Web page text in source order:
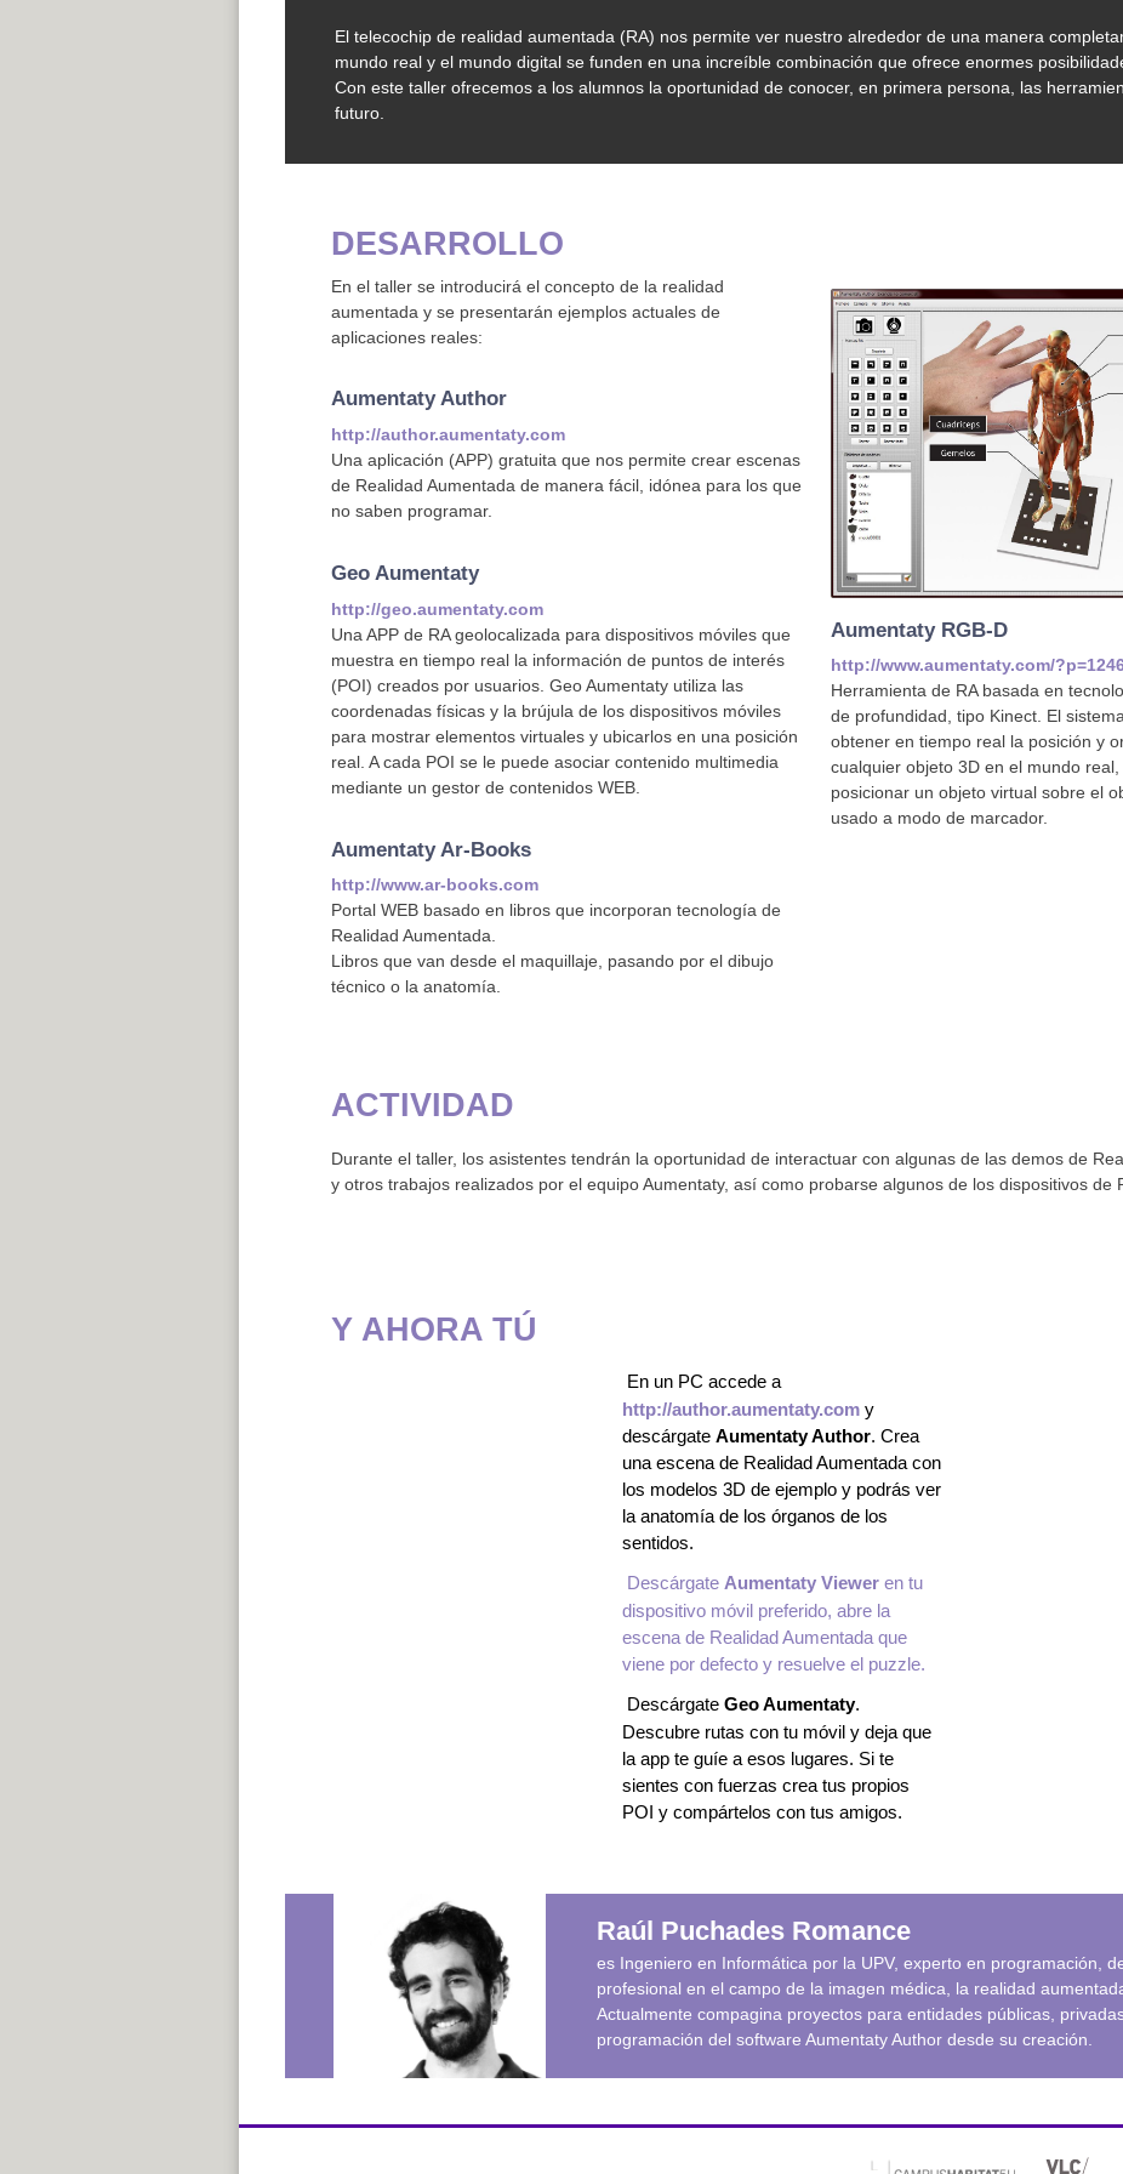
El telecochip de realidad aumentada (RA) nos permite ver nuestro alrededor de una manera
mundo real y el mundo digital se funden en una increíble combinación que ofrece enormes
Con este taller ofrecemos a los alumnos la oportunidad de conocer, en primera persona, las
futuro.
DESARROLLO
En el taller se introducirá el concepto de la realidad
aumentada y se presentarán ejemplos actuales de
aplicaciones reales:
Aumentaty Author
http://author.aumentaty.com
Una aplicación (APP) gratuita que nos permite crear escenas
de Realidad Aumentada de manera fácil, idónea para los que
no saben programar.
Geo Aumentaty
http://geo.aumentaty.com
Una APP de RA geolocalizada para dispositivos móviles que
muestra en tiempo real la información de puntos de interés
(POI) creados por usuarios. Geo Aumentaty utiliza las
coordenadas físicas y la brújula de los dispositivos móviles
para mostrar elementos virtuales y ubicarlos en una posición
real. A cada POI se le puede asociar contenido multimedia
mediante un gestor de contenidos WEB.
Aumentaty Ar-Books
http://www.ar-books.com
Portal WEB basado en libros que incorporan tecnología de
Realidad Aumentada.
Libros que van desde el maquillaje, pasando por el dibujo
técnico o la anatomía.
Aumentaty RGB-D
http://www.aumentaty.com/
Herramienta de RA basada en
de profundidad, tipo Kinect. El
obtener en tiempo real la posición y
cualquier objeto 3D en el mundo
posicionar un objeto virtual sobre el
usado a modo de marcador.
ACTIVIDAD
Durante el taller, los asistentes tendrán la oportunidad de interactuar con algunas de las demos de
y otros trabajos realizados por el equipo Aumentaty, así como probarse algunos de los dispositivos de
Y AHORA TÚ
En un PC accede a
http://author.aumentaty.comy
descárgate Aumentaty Author. Crea
una escena de Realidad Aumentada con
los modelos 3D de ejemplo y podrás ver
la anatomía de los órganos de los
sentidos.
Descárgate Aumentaty Vieweren tu
dispositivo móvil preferido, abre la
escena de Realidad Aumentada que
viene por defecto y resuelve el puzzle.
Descárgate Geo Aumentaty.
Descubre rutas con tu móvil y deja que
la app te guíe a esos lugares. Si te
sientes con fuerzas crea tus propios
POI y compártelos con tus amigos.
Raúl Puchades Romance
es Ingeniero en Informática por la UPV, experto en programación,
profesional en el campo de la imagen médica, la realidad
Actualmente compagina proyectos para entidades públicas,
programación del software Aumentaty Author desde su creación.